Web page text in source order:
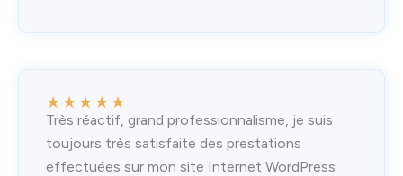
★★★★★
Très réactif, grand professionnalisme, je suis
toujours très satisfaite des prestations
effectuées sur mon site Internet WordPress